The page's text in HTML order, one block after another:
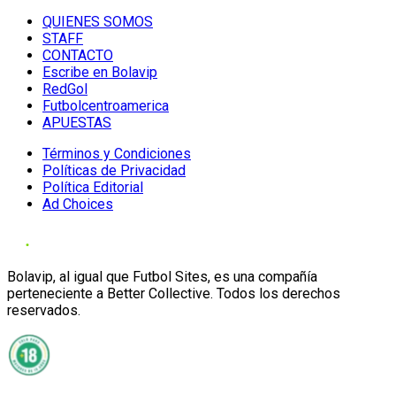
QUIENES SOMOS
STAFF
CONTACTO
Escribe en Bolavip
RedGol
Futbolcentroamerica
APUESTAS
Términos y Condiciones
Políticas de Privacidad
Política Editorial
Ad Choices
Bolavip, al igual que Futbol Sites, es una compañía
perteneciente a Better Collective. Todos los derechos
reservados.